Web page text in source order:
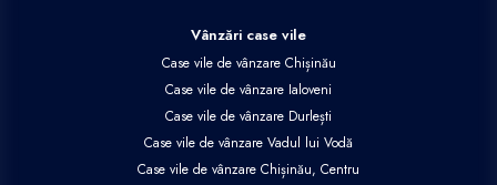
Vânzări case vile
Case vile de vânzare Chișinău
Case vile de vânzare Ialoveni
Case vile de vânzare Durlești
Case vile de vânzare Vadul lui Vodă
Case vile de vânzare Chișinău, Centru